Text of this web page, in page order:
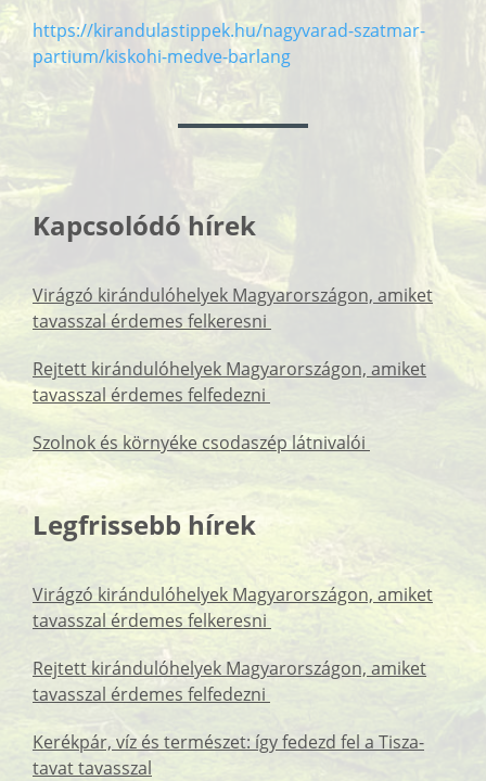
https://kirandulastippek.hu/nagyvarad-szatmar-
partium/kiskohi-medve-barlang
Kapcsolódó hírek
Virágzó kirándulóhelyek Magyarországon, amiket
tavasszal érdemes felkeresni
Rejtett kirándulóhelyek Magyarországon, amiket
tavasszal érdemes felfedezni
Szolnok és környéke csodaszép látnivalói
Legfrissebb hírek
Virágzó kirándulóhelyek Magyarországon, amiket
tavasszal érdemes felkeresni
Rejtett kirándulóhelyek Magyarországon, amiket
tavasszal érdemes felfedezni
Kerékpár, víz és természet: így fedezd fel a Tisza-
tavat tavasszal